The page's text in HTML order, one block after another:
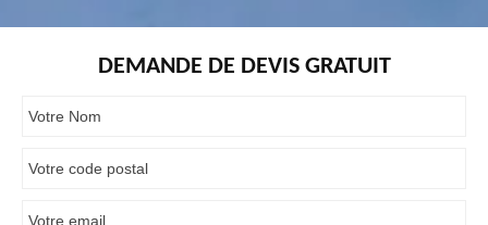
DEMANDE DE DEVIS GRATUIT